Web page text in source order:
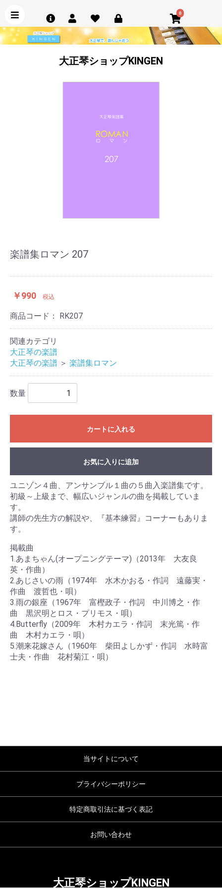
0
大正琴ショップKINGEN
楽譜集ロマン 207
￥990 税込
商品コード： RK207
関連カテゴリ
大正琴の楽譜
大正琴の楽譜 ＞ 楽譜集ロマン
数量
カートに入れる
お気に入りに追加
ユニゾン４曲、アンサンブル１曲の５曲入楽譜集です。
初級～上級まで、幅広いジャンルの曲を掲載していま
す。
講師の先生方の解説や、『基本練習』コーナーもありま
す。
掲載曲
1.あまちゃん(オープニングテーマ)（2013年 大友良
英・作曲）
2.あじさいの雨（1974年 水木かおる・作詞 遠藤実・
作曲 渡哲也・唄）
3.雨の銀座（1967年 富樫政子・作詞 中川博之・作
曲 黒沢明とロス・プリモス・唄）
4.Butterfly（2009年 木村カエラ・作詞 末光篤・作
曲 木村カエラ・唄）
5.潮来花嫁さん（1960年 柴田よしかず・作詞 水時富
士夫・作曲 花村菊江・唄）
当サイトについて
プライバシーポリシー
特定商取引法に基づく表記
お問い合わせ
大正琴ショップKINGEN